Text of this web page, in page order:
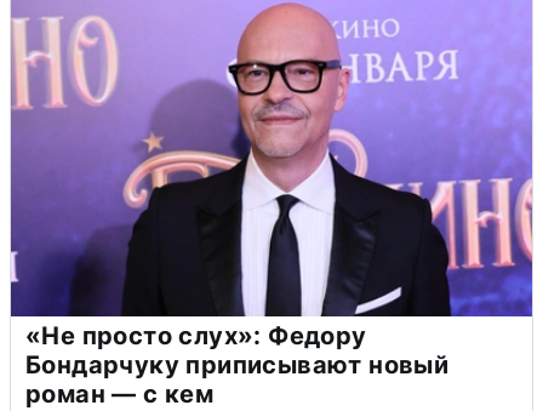
«Не просто слух»: Федору
Бондарчуку приписывают новый
роман — с кем